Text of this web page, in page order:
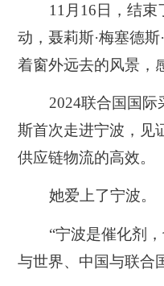
11月16日，结
动，聂莉斯·梅塞德
着窗外远去的风景，
2024联合国国
斯首次走进宁波，见
供应链物流的高效。
她爱上了宁波。
“宁波是催化剂
与世界、中国与联合